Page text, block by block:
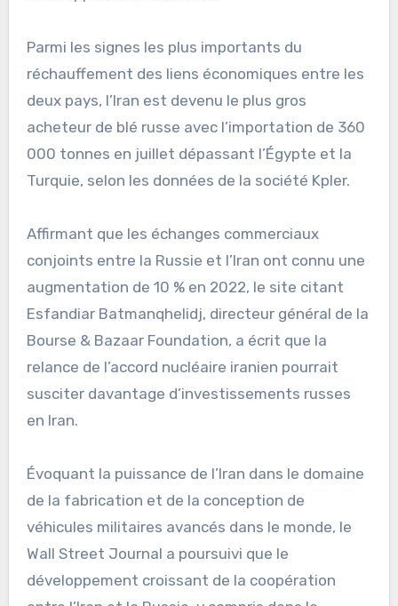
Parmi les signes les plus importants du
réchauffement des liens économiques entre les
deux pays, l’Iran est devenu le plus gros
acheteur de blé russe avec l’importation de 360​​
000 tonnes en juillet dépassant l’Égypte et la
Turquie, selon les données de la société Kpler.
Affirmant que les échanges commerciaux
conjoints entre la Russie et l’Iran ont connu une
augmentation de 10 % en 2022, le site citant
Esfandiar Batmanqhelidj, directeur général de la
Bourse & Bazaar Foundation, a écrit que la
relance de l’accord nucléaire iranien pourrait
susciter davantage d’investissements russes
en Iran.
Évoquant la puissance de l’Iran dans le domaine
de la fabrication et de la conception de
véhicules militaires avancés dans le monde, le
Wall Street Journal a poursuivi que le
développement croissant de la coopération